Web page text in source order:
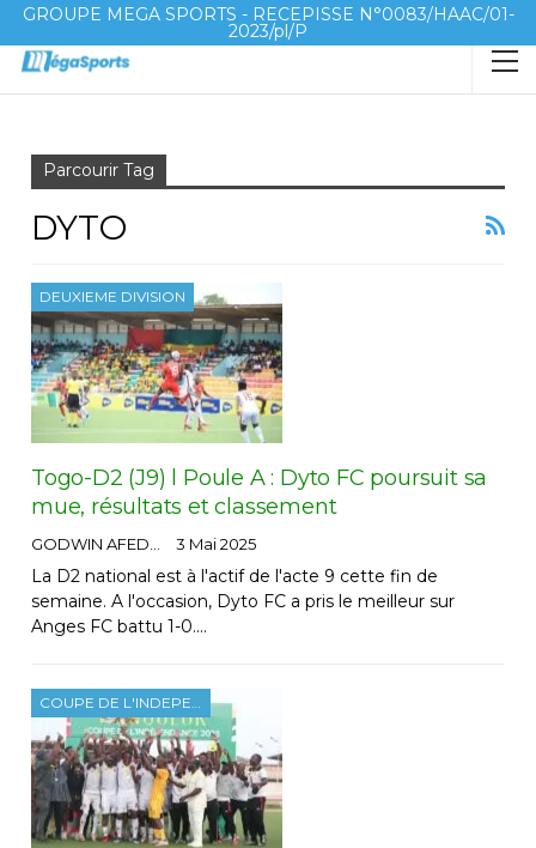
GROUPE MEGA SPORTS - RECEPISSE N°0083/HAAC/01-
2023/pl/P
Parcourir Tag
DYTO
DEUXIEME DIVISION
Togo-D2 (J9) l Poule A : Dyto FC poursuit sa
mue, résultats et classement
3 Mai 2025
La D2 national est à l'actif de l'acte 9 cette fin de
semaine. A l'occasion, Dyto FC a pris le meilleur sur
Anges FC battu 1-0.…